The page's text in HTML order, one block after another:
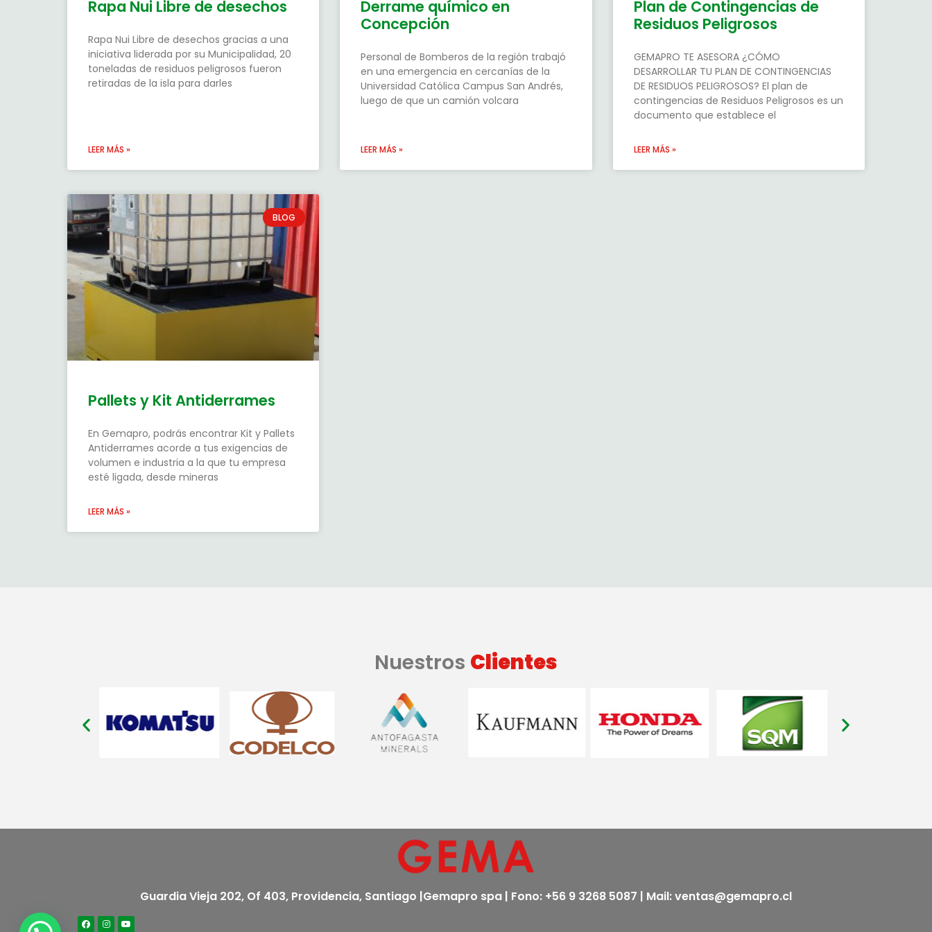
Rapa Nui Libre de desechos
Rapa Nui Libre de desechos gracias a una
iniciativa liderada por su Municipalidad, 20
toneladas de residuos peligrosos fueron
retiradas de la isla para darles
LEER MÁS »
Derrame químico en
Concepción
Personal de Bomberos de la región trabajó
en una emergencia en cercanías de la
Universidad Católica Campus San Andrés,
luego de que un camión volcara
LEER MÁS »
Plan de Contingencias de
Residuos Peligrosos
GEMAPRO TE ASESORA ¿CÓMO
DESARROLLAR TU PLAN DE CONTINGENCIAS
DE RESIDUOS PELIGROSOS? El plan de
contingencias de Residuos Peligrosos es un
documento que establece el
LEER MÁS »
BLOG
Pallets y Kit Antiderrames
En Gemapro, podrás encontrar Kit y Pallets
Antiderrames acorde a tus exigencias de
volumen e industria a la que tu empresa
esté ligada, desde mineras
LEER MÁS »
Nuestros Clientes
Guardia Vieja 202, Of 403, Providencia, Santiago |Gemapro spa | Fono: +56 9 3268 5087 | Mail: ventas@gemapro.cl